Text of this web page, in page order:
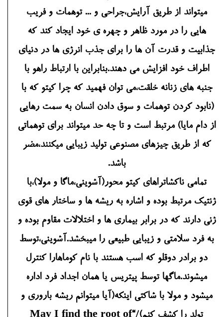
میتواند از طریق آرایش،جراحی و ... توهمات و فریب
هایی را در مورد ظاهر و چهره ی خود ایجاد کند که
جذابیت و قدرت آن ها را برای جذب انرژی ها در دنیای
اطراف خود افزایش می دهند.بنابراین با ارتباط راهو با
جنبه های زنانه خلقت،می توان فهمید که چرا کیتو که با
(نابود کردن توهمات و سوق دادن انسان به سمت رهایی
از دام مایا) مرتبط است و تا چه حد میتواند برای توهماتی
که از طریق چیزهای مصنوعی تولید زیبایی میکنند،مضر
باشد.
تمامی ناکشاتراهای کیتو محور(آشوینی،ماگا و مولا)،با
ژنتیک مرتبط بوده و اشاره به ریشه ها و ساختار های قوی
ژنی دارند که در برابر بیماری ها و اختلالات مقاوم بوده و
به فرد سلامتی و زیبایی طبیعی را میبخشد.آشوینی،توسط
دو برادر دوقلو که اسب هستند با نام کوماهارا کنترل
میشوند.ماگها توسط پیتریس یا همان اجداد فرد اداره
میشود و مولا با شاکتی اینکه(آیا میتوانم ریشه باروری و